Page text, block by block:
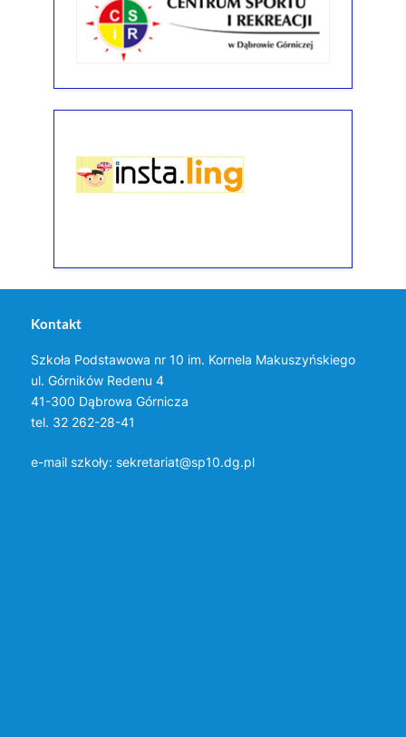
Kontakt
Szkoła Podstawowa nr 10 im. Kornela Makuszyńskiego
ul. Górników Redenu 4
41-300 Dąbrowa Górnicza
tel. 32 262-28-41
e-mail szkoły: sekretariat@sp10.dg.pl